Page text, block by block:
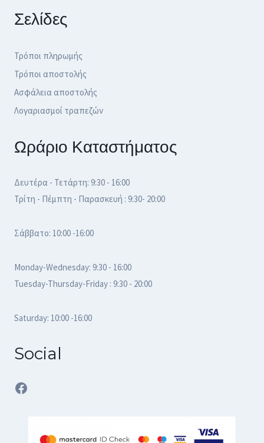
Σελίδες
Τρόποι πληρωμής
Τρόποι αποστολής
Ασφάλεια αποστολής
Λογαριασμοί τραπεζών
Ωράριο Καταστήματος
Δευτέρα - Τετάρτη: 9:30 - 16:00
Τρίτη - Πέμπτη - Παρασκευή : 9:30- 20:00
Σάββατο: 10:00 -16:00
Monday-Wednesday: 9:30 - 16:00
Tuesday-Thursday-Friday : 9:30 - 20:00
Saturday: 10:00 -16:00
Social
Facebook